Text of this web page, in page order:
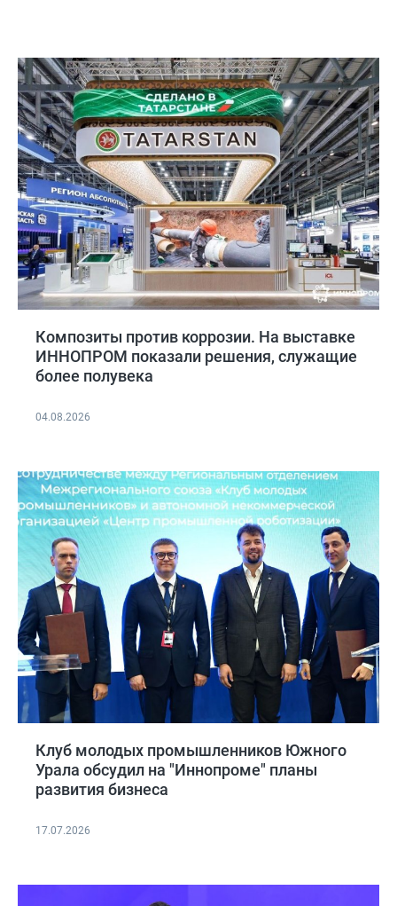
Композиты против коррозии. На выставке
ИННОПРОМ показали решения, служащие
более полувека
04.08.2026
Клуб молодых промышленников Южного
Урала обсудил на "Иннопроме" планы
развития бизнеса
17.07.2026